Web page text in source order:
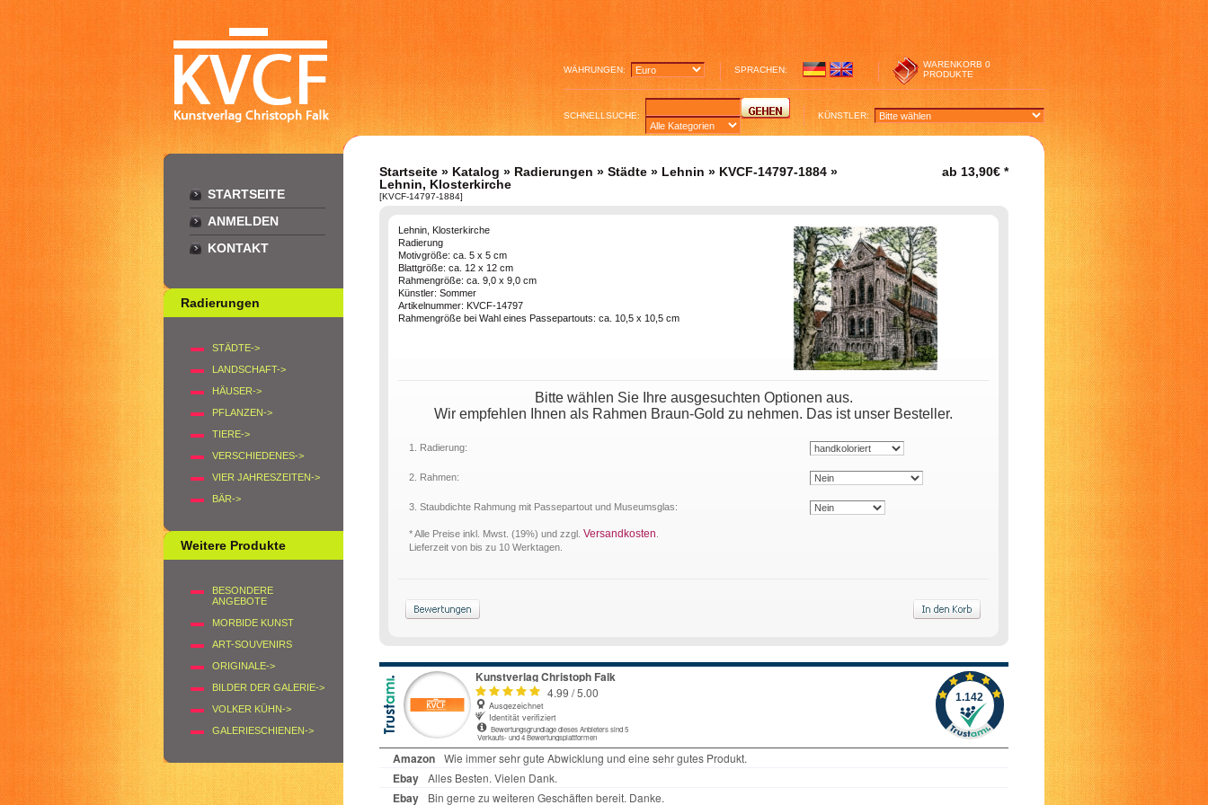
WÄHRUNGEN: SPRACHEN:
WARENKORB 0
PRODUKTE
SCHNELLSUCHE: KÜNSTLER:
STARTSEITE
ANMELDEN
KONTAKT
Radierungen
STÄDTE->
LANDSCHAFT->
HÄUSER->
PFLANZEN->
TIERE->
VERSCHIEDENES->
VIER JAHRESZEITEN->
BÄR->
Weitere Produkte
BESONDERE
ANGEBOTE
MORBIDE KUNST
ART-SOUVENIRS
ORIGINALE->
BILDER DER GALERIE->
VOLKER KÜHN->
GALERIESCHIENEN->
Startseite » Katalog » Radierungen » Städte » Lehnin » KVCF-14797-1884 »
Lehnin, Klosterkirche
[KVCF-14797-1884]
ab 13,90€ *
Lehnin, Klosterkirche
Radierung
Motivgröße: ca. 5 x 5 cm
Blattgröße: ca. 12 x 12 cm
Rahmengröße: ca. 9,0 x 9,0 cm
Künstler: Sommer
Artikelnummer: KVCF-14797
Rahmengröße bei Wahl eines Passepartouts: ca. 10,5 x 10,5 cm
Bitte wählen Sie Ihre ausgesuchten Optionen aus.
Wir empfehlen Ihnen als Rahmen Braun-Gold zu nehmen. Das ist unser Besteller.
1. Radierung:
2. Rahmen:
3. Staubdichte Rahmung mit Passepartout und Museumsglas:
* Alle Preise inkl. Mwst. (19%) und zzgl. Versandkosten
Lieferzeit von bis zu 10 Werktagen.